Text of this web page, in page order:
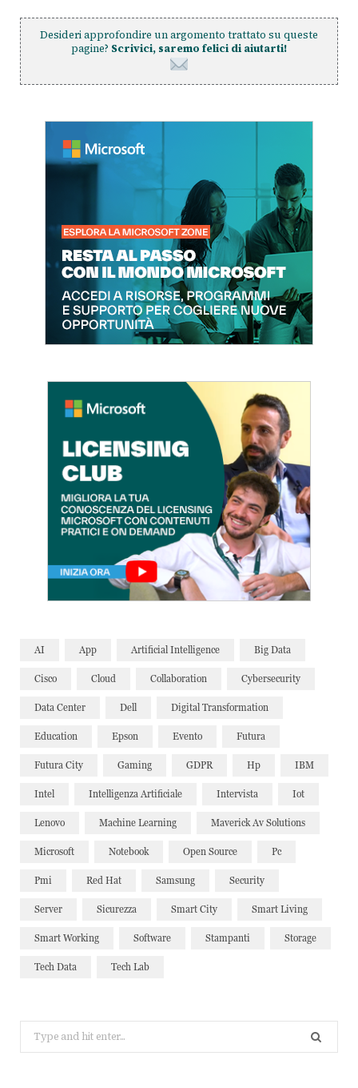
Desideri approfondire un argomento trattato su queste
pagine? Scrivici, saremo felici di aiutarti!
AI App Artificial Intelligence Big Data
Cisco Cloud Collaboration Cybersecurity
Data Center Dell Digital Transformation
Education Epson Evento Futura
Futura City Gaming GDPR Hp IBM
Intel Intelligenza Artificiale Intervista Iot
Lenovo Machine Learning Maverick Av Solutions
Microsoft Notebook Open Source Pc
Pmi Red Hat Samsung Security
Server Sicurezza Smart City Smart Living
Smart Working Software Stampanti Storage
Tech Data Tech Lab
Search
for: